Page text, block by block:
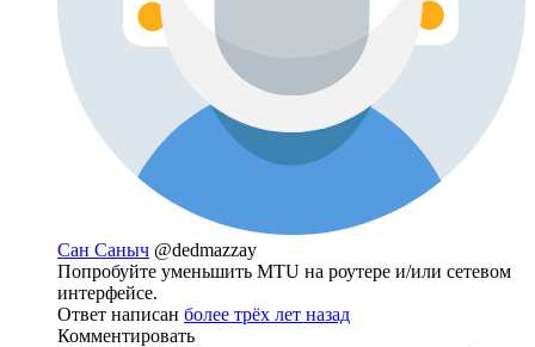
Сан Саныч @dedmazzay
Попробуйте уменьшить MTU на роутере и/или сетевом
интерфейсе.
Ответ написан более трёх лет назад
Комментировать